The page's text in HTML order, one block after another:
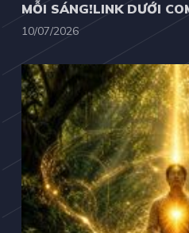
MỖI SÁNG!LINK DƯỚI
10/07/2026